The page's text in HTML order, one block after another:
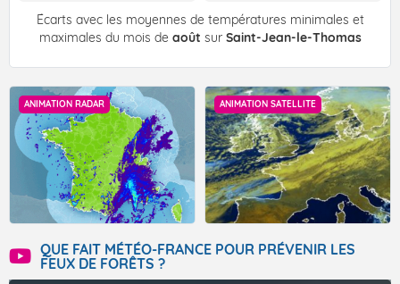
Écarts avec les moyennes de températures minimales et
maximales du mois de août sur Saint-Jean-le-Thomas
ANIMATION RADAR ANIMATION SATELLITE
QUE FAIT MÉTÉO-FRANCE POUR PRÉVENIR LES
FEUX DE FORÊTS ?